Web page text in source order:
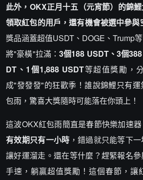
此外，OKX正月十五（元宵節）的錦
領取紅包的用戶，還有機會被選中參
獎品涵蓋超值USDT、DOGE、Trump
將"豪橫"拉滿：3個188 USDT、3個
DT、1個1,888 USDT等超值獎勵，
成"發發發"的狂歡季！誰說錦鯉只有
包雨，驚喜大獎隨時可能落在你頭上！
這波OKX紅包雨簡直是春節快樂加速
有效期只有一小時 ，錯過就只能等下
讓好運溜走。還在等什麼？趕緊報名
手速，躺贏超值獎勵！這個春節，讓